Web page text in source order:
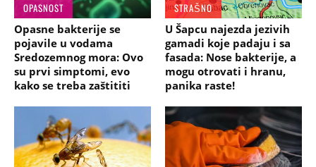
OPASNOST
Opasne bakterije se
pojavile u vodama
Sredozemnog mora: Ovo
su prvi simptomi, evo
kako se treba zaštititi
STRAŠNO
U Šapcu najezda jezivih
gamadi koje padaju i sa
fasada: Nose bakterije, a
mogu otrovati i hranu,
panika raste!